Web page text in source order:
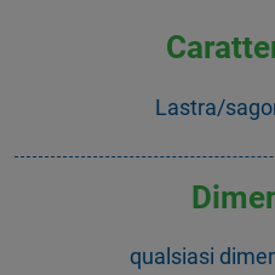
Lastra/
qualsiasi